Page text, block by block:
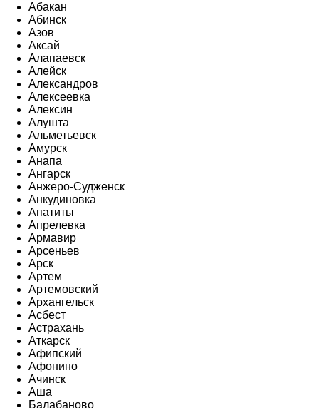
Абакан
Абинск
Азов
Аксай
Алапаевск
Алейск
Александров
Алексеевка
Алексин
Алушта
Альметьевск
Амурск
Анапа
Ангарск
Анжеро-Судженск
Анкудиновка
Апатиты
Апрелевка
Армавир
Арсеньев
Арск
Артем
Артемовский
Архангельск
Асбест
Астрахань
Аткарск
Афипский
Афонино
Ачинск
Аша
Балабаново